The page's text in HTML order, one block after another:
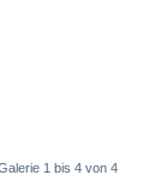
1 bis 4 von 4